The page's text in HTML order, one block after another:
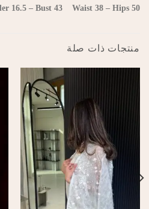
16.5 – Bust 43 Waist 38 – Hips 50
منتجات ذات صلة